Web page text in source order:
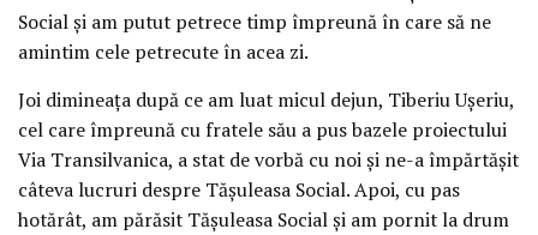
Social și am putut petrece timp împreună în care să ne
amintim cele petrecute în acea zi.
Joi dimineața după ce am luat micul dejun, Tiberiu Ușeriu,
cel care împreună cu fratele său a pus bazele proiectului
Via Transilvanica, a stat de vorbă cu noi și ne-a împărtășit
câteva lucruri despre Tășuleasa Social. Apoi, cu pas
hotărât, am părăsit Tășuleasa Social și am pornit la drum